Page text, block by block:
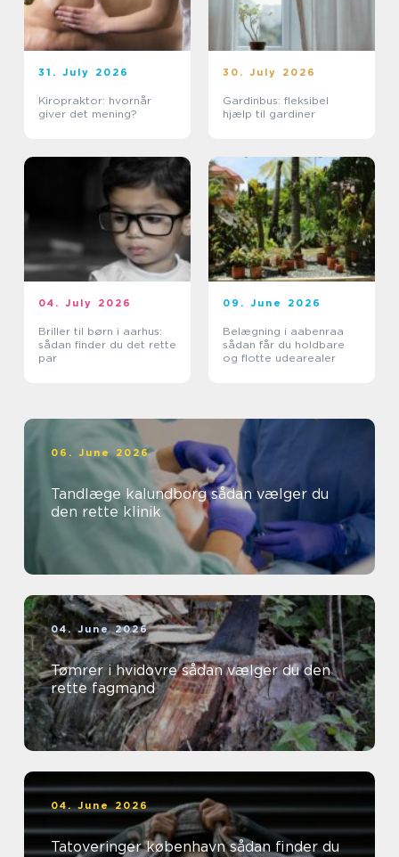
31. July 2026
Kiropraktor: hvornår
giver det mening?
30. July 2026
Gardinbus: fleksibel
hjælp til gardiner
04. July 2026
Briller til børn i aarhus:
sådan finder du det rette
par
09. June 2026
Belægning i aabenraa
sådan får du holdbare
og flotte udearealer
06. June 2026
Tandlæge kalundborg sådan vælger du
den rette klinik
04. June 2026
Tømrer i hvidovre sådan vælger du den
rette fagmand
04. June 2026
Tatoveringer københavn sådan finder du